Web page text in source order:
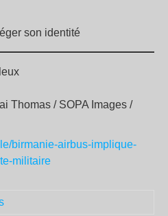
son identité
Thomas / SOPA Images /
birmanie-airbus-implique-
militaire